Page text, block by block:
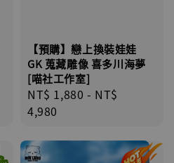
【預購】戀上換裝娃娃
GK 蒐藏雕像 喜多川海夢
[喵社工作室]
Regular
price
NT$ 1,880 - NT$
4,980